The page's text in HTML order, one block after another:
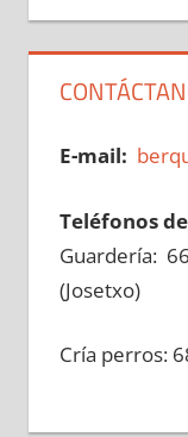
E-mail:
Teléfonos
Guardería:
(Josetxo)
Cría perros: